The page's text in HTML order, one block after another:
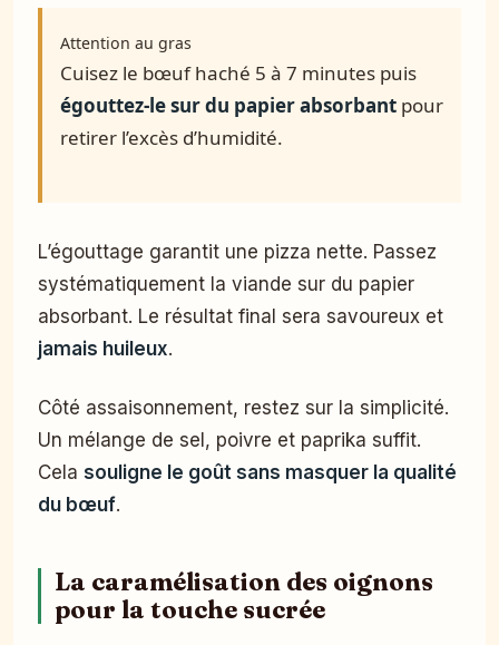
Attention au gras
Cuisez le bœuf haché 5 à 7 minutes puis
égouttez-le sur du papier absorbant pour
retirer l’excès d’humidité.
L’égouttage garantit une pizza nette. Passez
systématiquement la viande sur du papier
absorbant. Le résultat final sera savoureux et
jamais huileux.
Côté assaisonnement, restez sur la simplicité.
Un mélange de sel, poivre et paprika suffit.
Cela souligne le goût sans masquer la qualité
du bœuf.
La caramélisation des oignons
pour la touche sucrée